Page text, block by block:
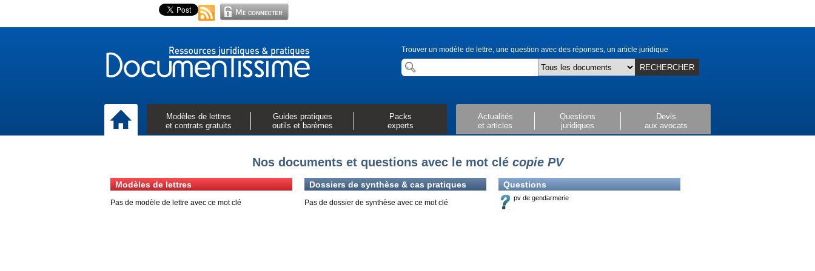
Trouver un modèle de lettre, une question avec des réponses, un article juridique
RECHERCHER
Modèles de lettres
et contrats gratuits
Guides pratiques
outils et barèmes
Packs
experts
Actualités
et articles
Questions
juridiques
Devis
aux avocats
Nos documents et questions avec le mot clé copie PV
Modèles de lettres
Pas de modèle de lettre avec ce mot clé
Dossiers de synthèse & cas pratiques
Pas de dossier de synthèse avec ce mot clé
Questions
pv de gendarmerie